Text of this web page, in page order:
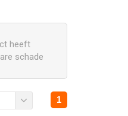
heeft
schade
1